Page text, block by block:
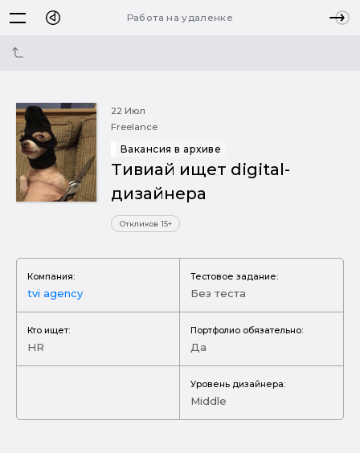
Работа на удаленке
22 Июл
Freelance
Вакансия в архиве
Тивиай ищет digital-
дизайнера
Откликов 15+
Компания:
tvi agency
Тестовое задание:
Без теста
Кто ищет:
HR
Портфолио обязательно:
Да
Уровень дизайнера:
Middle